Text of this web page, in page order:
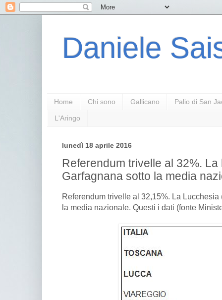
Daniele
Home Chi sono Gallicano Palio di San
L'Aringo
lunedì 18 aprile 2016
Referendum trivelle al 32%.
Garfagnana sotto la media
Referendum trivelle al 32,15%. La
la media nazionale. Questi i dati (fonte